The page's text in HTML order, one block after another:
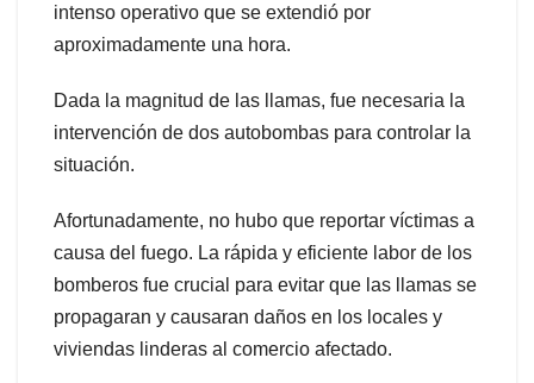
intenso operativo que se extendió por
aproximadamente una hora.
Dada la magnitud de las llamas, fue necesaria la
intervención de dos autobombas para controlar la
situación.
Afortunadamente, no hubo que reportar víctimas a
causa del fuego. La rápida y eficiente labor de los
bomberos fue crucial para evitar que las llamas se
propagaran y causaran daños en los locales y
viviendas linderas al comercio afectado.